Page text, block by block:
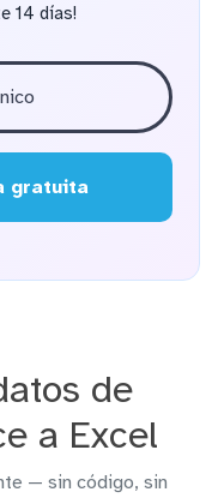
14 días!
gratuita
de
a Excel
— sin código, sin